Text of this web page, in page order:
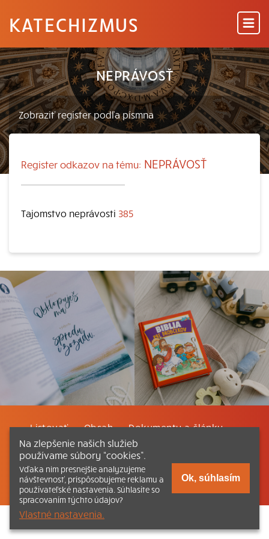
KATECHIZMUS
NEPRÁVOSŤ
Register odkazov na tému: NEPRÁVOSŤ
Tajomstvo neprávosti 385
Listovať Obsah Dokumenty a články
Kontakt Tlačená verzia Katechizmu
© 2026 katechizmus.sk |Všetky práva vyhradené| Táto stránka
funguje aj vďaka kresťanskému kníhkupectvu
Na zlepšenie našich služieb
používame súbory “cookies”.
Vďaka nim presnejšie analyzujeme
návštevnosť, prispôsobujeme reklamu a
používateľské nastavenia. Súhlasíte so
spracovaním týchto údajov?
Vlastné nastavenia.
Ok, súhlasím